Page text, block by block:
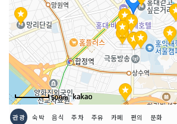
500m
관광 숙박 음식 주차 주유 카페 편의 문화